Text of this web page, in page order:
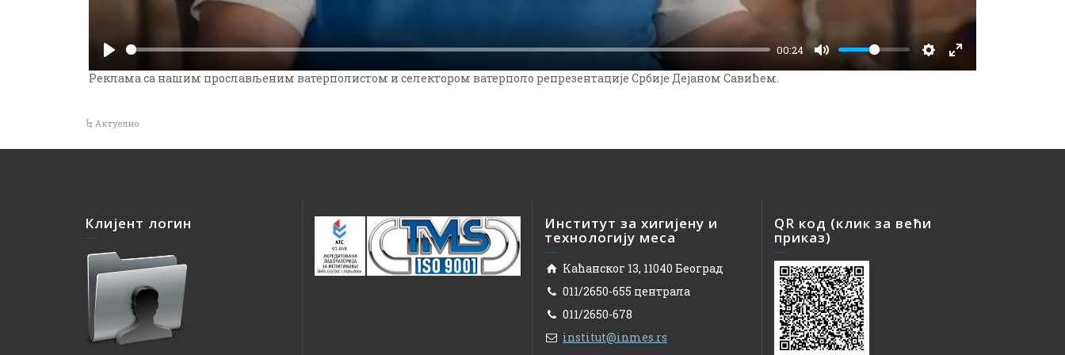
00:24
Реклама са нашим прослављеним ватерполистом и селектором ватерполо репрезентације Србије Дејаном Савићем.
Актуелно
Клијент логин Институт за хигијену и
технологију меса
Каћанског 13, 11040 Београд
011/2650-655 централа
011/2650-678
institut@inmes.rs
QR код (клик за већи
приказ)